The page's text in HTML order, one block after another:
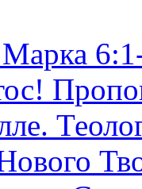
Марка